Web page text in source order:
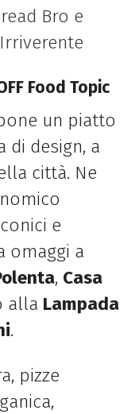
Bro e
Food Topic
un piatto
di design, a
città. Ne
e
omaggi a
, Casa
alla Lampada
.
pizze